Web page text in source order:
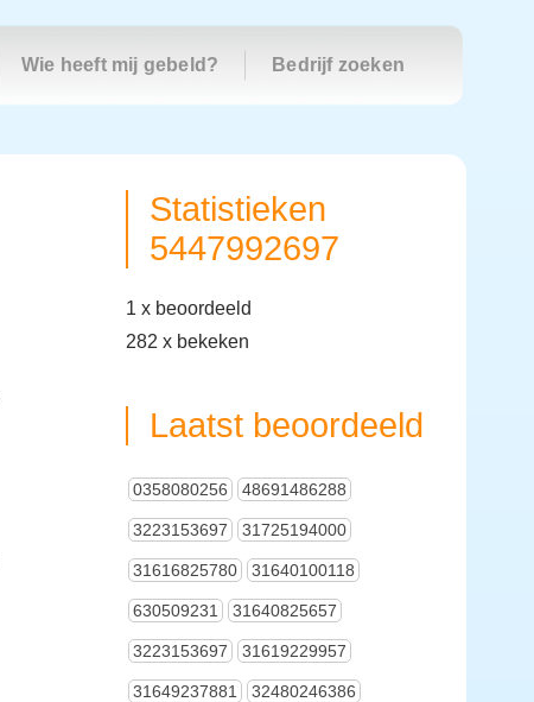
Wie heeft mij gebeld? Bedrijf zoeken
Statistieken
5447992697
1 x beoordeeld
282 x bekeken
Laatst beoordeeld
0358080256 48691486288
3223153697 31725194000
31616825780 31640100118
630509231 31640825657
3223153697 31619229957
31649237881 32480246386